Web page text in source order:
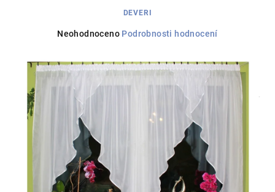
DEVERI
Průměrné
je
hvězdiček.
Neohodnoceno Podrobnosti hodnocení